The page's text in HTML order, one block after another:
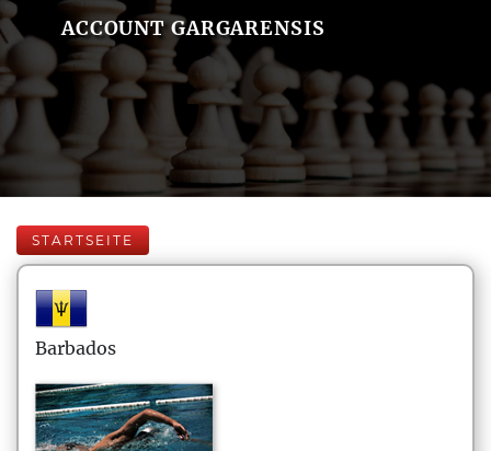
ACCOUNT GARGARENSIS
STARTSEITE
Barbados